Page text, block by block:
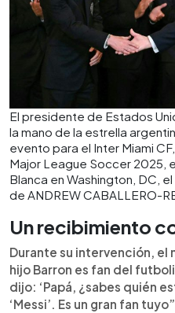
El presidente de Estados
la mano de la estrella
evento para el Inter Miami
Major League Soccer 2025,
Blanca en Washington, DC,
de ANDREW CABALLERO-
Un recibimiento
Durante su intervención, el
hijo Barron es fan del
dijo: ‘Papá, ¿sabes quién
‘Messi’. Es un gran fan